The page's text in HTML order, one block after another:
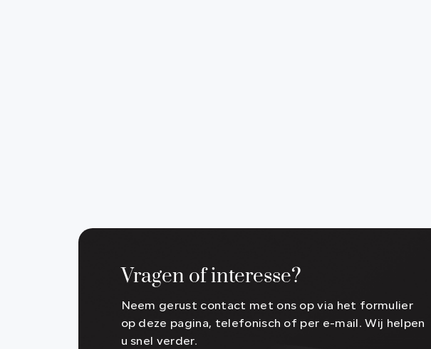
Vragen of interesse?
Neem gerust contact met ons op via het formulier
op deze pagina, telefonisch of per e-mail. Wij helpen
u snel verder.